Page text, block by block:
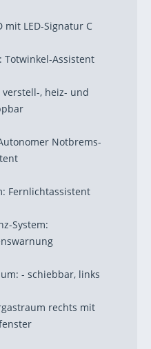
mit LED-Signatur C
Totwinkel-Assistent
, heiz- und
Notbrems-
Fernlichtassistent
System:
- schiebbar, links
rechts mit